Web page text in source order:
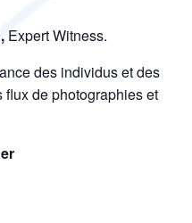
Expert Witness.
des individus et des
de photographies et